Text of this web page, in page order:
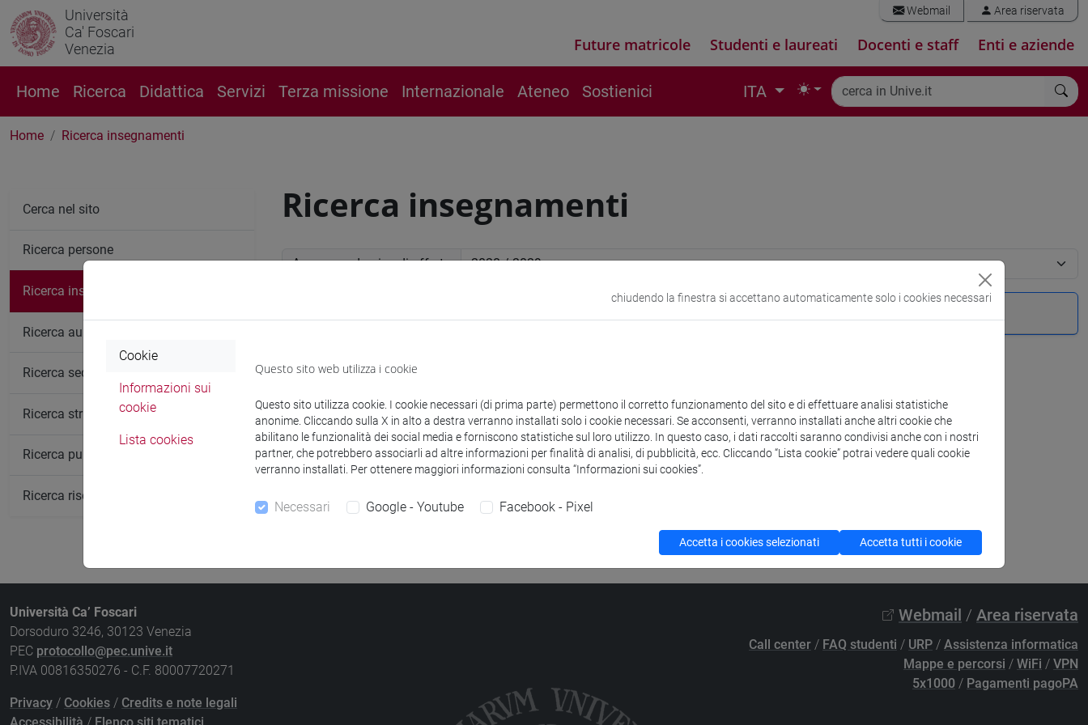
Università
Ca' Foscari
Venezia
Webmail Area riservata
Future matricole Studenti e laureati Docenti e staff Enti e aziende
Home Ricerca Didattica Servizi Terza missione Internazionale Ateneo Sostienici ITA
Home Ricerca insegnamenti
Ricerca insegnamenti
Anno accademico di offerta
Non ci sono insegnamenti che corrispondono ai criteri di ricerca.
Cerca nel sito
Ricerca persone
Ricerca insegnamenti
Ricerca aule
Ricerca sedi
Ricerca strutture
Ricerca pubblicazioni
Ricerca risorse bibliografiche
Università Ca’ Foscari
Dorsoduro 3246, 30123 Venezia
PEC protocollo@pec.unive.it
P.IVA 00816350276 - C.F. 80007720271
Privacy / Cookies / Credits e note legali
Webmail / Area riservata
Call center / FAQ studenti / URP / Assistenza informatica
Mappe e percorsi / WiFi / VPN
5x1000 / Pagamenti pagoPA
chiudendo la finestra si accettano automaticamente solo i cookies necessari
Cookie
Informazioni sui
cookie
Lista cookies
Questo sito web utilizza i cookie
Questo sito utilizza cookie. I cookie necessari (di prima parte) permettono il corretto funzionamento del sito e di effettuare analisi statistiche
anonime. Cliccando sulla X in alto a destra verranno installati solo i cookie necessari. Se acconsenti, verranno installati anche altri cookie che
abilitano le funzionalità dei social media e forniscono statistiche sul loro utilizzo. In questo caso, i dati raccolti saranno condivisi anche con i nostri
partner, che potrebbero associarli ad altre informazioni per finalità di analisi, di pubblicità, ecc. Cliccando “Lista cookie” potrai vedere quali cookie
verranno installati. Per ottenere maggiori informazioni consulta “Informazioni sui cookies”.
Necessari Google - Youtube Facebook - Pixel
Accetta i cookies selezionati Accetta tutti i cookie